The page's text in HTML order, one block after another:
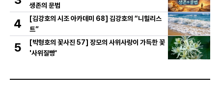
생존의 문법
4
[김강호의 시조 아카데미 68] 김강호의 “니힐리스
트”
5
[박형호의 꽃사진 57] 장모의 사위사랑이 가득한 꽃
'사위질빵'